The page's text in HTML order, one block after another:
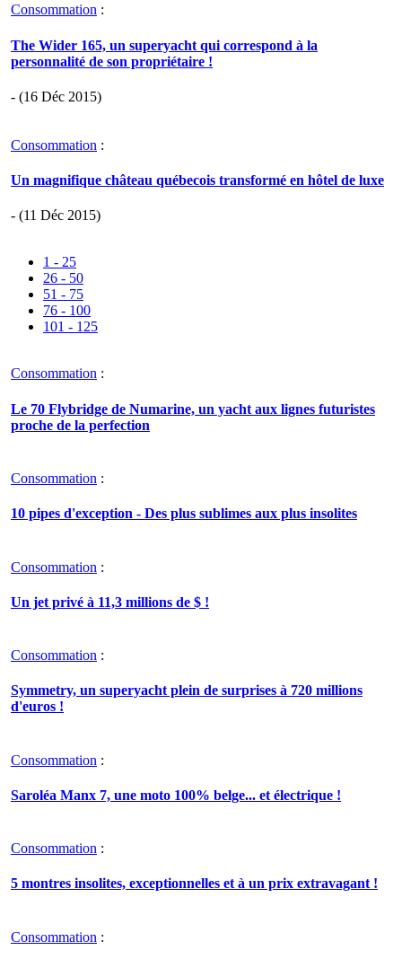
Consommation :
The Wider 165, un superyacht qui correspond à la
personnalité de son propriétaire !
- (16 Déc 2015)
Consommation :
Un magnifique château québecois transformé en hôtel de luxe
- (11 Déc 2015)
1 - 25
26 - 50
51 - 75
76 - 100
101 - 125
Consommation :
Le 70 Flybridge de Numarine, un yacht aux lignes futuristes
proche de la perfection
Consommation :
10 pipes d'exception - Des plus sublimes aux plus insolites
Consommation :
Un jet privé à 11,3 millions de $ !
Consommation :
Symmetry, un superyacht plein de surprises à 720 millions
d'euros !
Consommation :
Saroléa Manx 7, une moto 100% belge... et électrique !
Consommation :
5 montres insolites, exceptionnelles et à un prix extravagant !
Consommation :